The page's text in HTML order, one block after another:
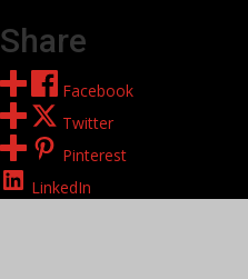
Share
Facebook
Twitter
Pinterest
LinkedIn